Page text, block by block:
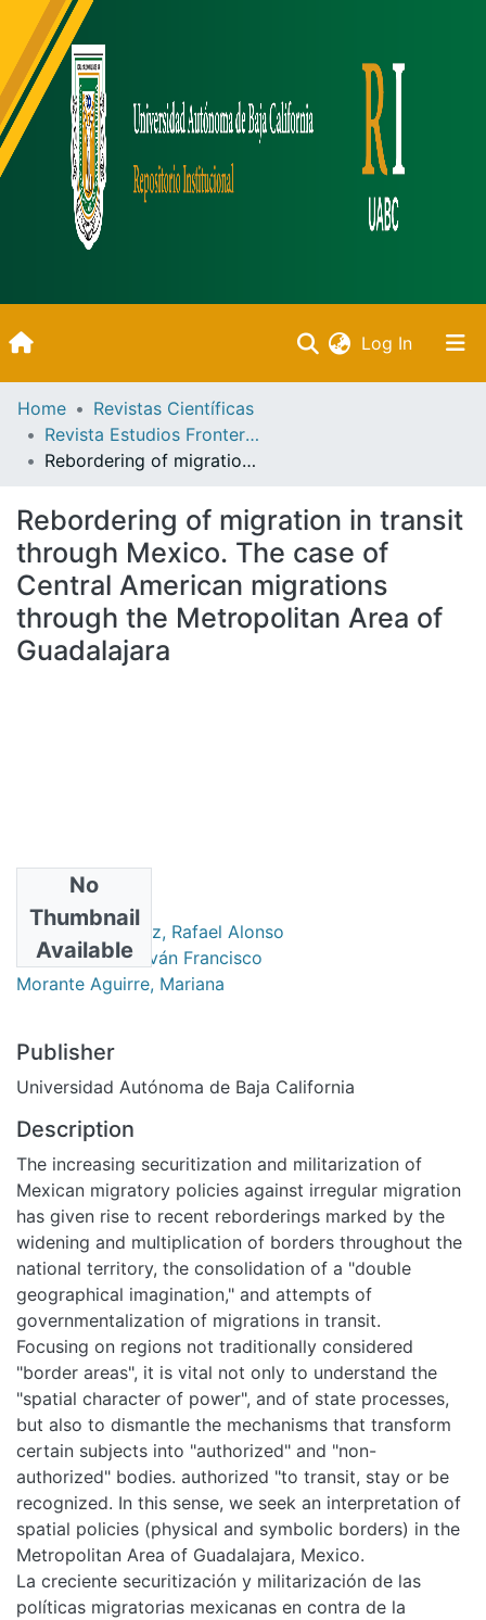
Log In(current)
Inicio
Communities & Collections
Statistics
Bibliotecas
Home
Revistas Científicas
Revista Estudios Fronterizos
Rebordering of migration in transit through Mexico. The case of Central American migrations through the Metropolitan Area of Guadalajara
Rebordering of migration in transit
through Mexico. The case of
Central American migrations
through the Metropolitan Area of
Guadalajara
No
Thumbnail
Available
Authors
Hernández López, Rafael Alonso
Porraz Gómez, Iván Francisco
Morante Aguirre, Mariana
Publisher
Universidad Autónoma de Baja California
Description
The increasing securitization and militarization of
Mexican migratory policies against irregular migration
has given rise to recent reborderings marked by the
widening and multiplication of borders throughout the
national territory, the consolidation of a "double
geographical imagination," and attempts of
governmentalization of migrations in transit.
Focusing on regions not traditionally considered
"border areas", it is vital not only to understand the
"spatial character of power", and of state processes,
but also to dismantle the mechanisms that transform
certain subjects into "authorized" and "non-
authorized" bodies. authorized "to transit, stay or be
recognized. In this sense, we seek an interpretation of
spatial policies (physical and symbolic borders) in the
Metropolitan Area of ​​Guadalajara, Mexico.
La creciente securitización y militarización de las
políticas migratorias mexicanas en contra de la